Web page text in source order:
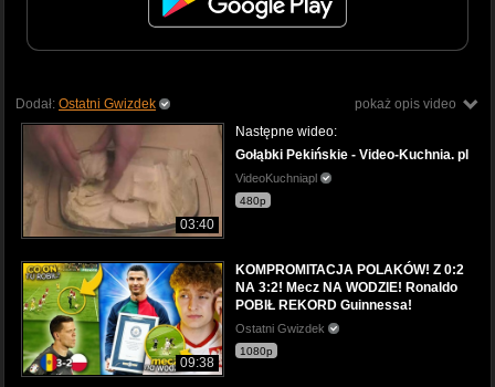
pokaż opis video
Dodał: Ostatni Gwizdek
03:40
Następne wideo:
Gołąbki Pekińskie - Video-Kuchnia. pl
VideoKuchniapl
480p
09:38
KOMPROMITACJA POLAKÓW! Z 0:2
NA 3:2! Mecz NA WODZIE! Ronaldo
POBIŁ REKORD Guinnessa!
Ostatni Gwizdek
1080p